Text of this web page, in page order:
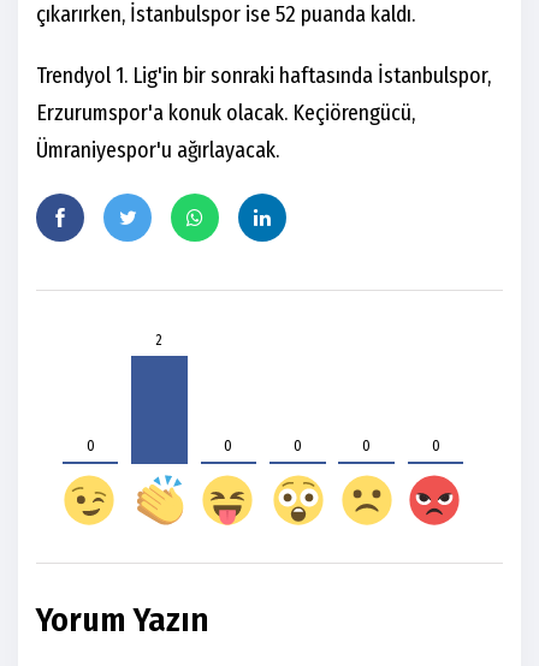
çıkarırken, İstanbulspor ise 52 puanda kaldı.
Trendyol 1. Lig'in bir sonraki haftasında İstanbulspor,
Erzurumspor'a konuk olacak. Keçiörengücü,
Ümraniyespor'u ağırlayacak.
0
2
0 0 0 0
Yorum Yazın